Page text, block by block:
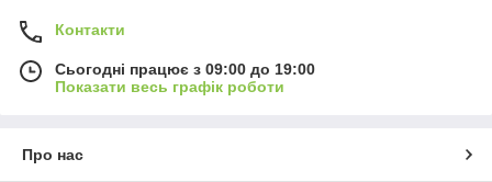
Контакти
Сьогодні працює з 09:00 до 19:00
Показати весь графік роботи
Про нас